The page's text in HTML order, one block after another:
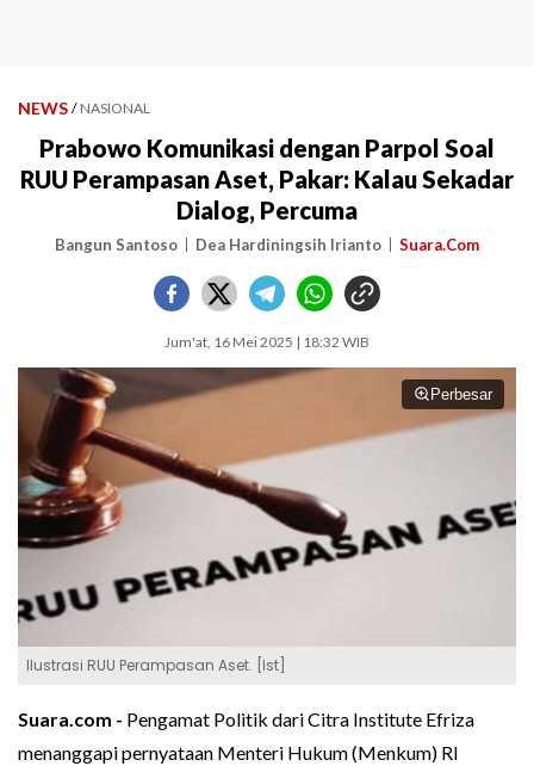
NEWS / NASIONAL
Prabowo Komunikasi dengan Parpol Soal
RUU Perampasan Aset, Pakar: Kalau Sekadar
Dialog, Percuma
Bangun Santoso Dea Hardiningsih Irianto Suara.Com
Jum'at, 16 Mei 2025 | 18:32 WIB
Perbesar
Ilustrasi RUU Perampasan Aset. [Ist]
Suara.com - Pengamat Politik dari Citra Institute Efriza
menanggapi pernyataan Menteri Hukum (Menkum) RI